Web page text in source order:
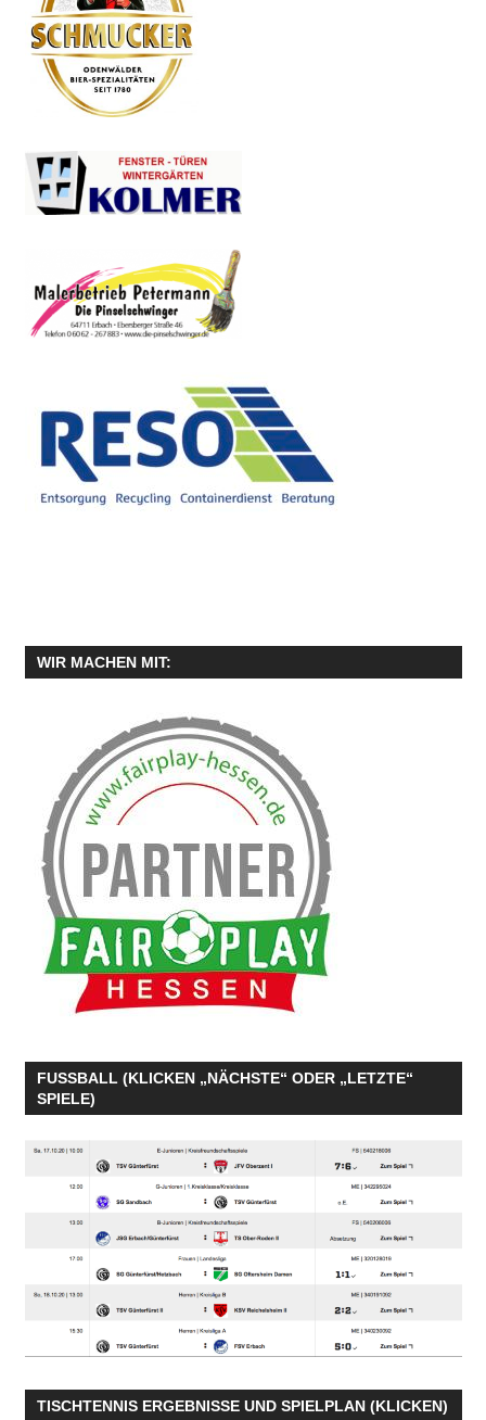
WIR MACHEN MIT:
FUSSBALL (KLICKEN „NÄCHSTE“ ODER „LETZTE“
SPIELE)
TISCHTENNIS ERGEBNISSE UND SPIELPLAN (KLICKEN)